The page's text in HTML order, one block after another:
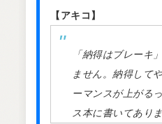
【アキコ】
「納得はブレーキ
ません。納得して
ーマンスが上がる
ス本に書いてあり